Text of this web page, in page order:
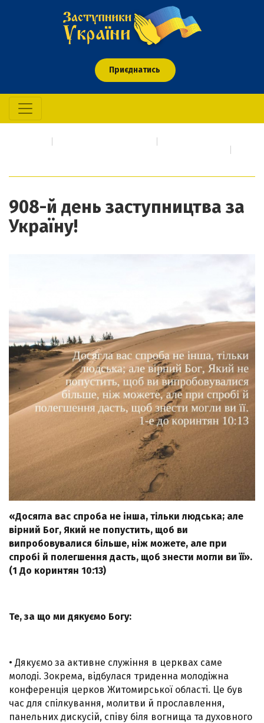
Приєднатись
908-й день заступництва за
Україну!
«Досягла вас спроба не інша, тільки людська; але
вірний Бог, Який не попустить, щоб ви
випробовувалися більше, ніж можете, але при
спробі й полегшення дасть, щоб знести могли ви її».
(1 До коринтян 10:13)
Те, за що ми дякуємо Богу:
• Дякуємо за активне служіння в церквах саме
молоді. Зокрема, відбулася триденна молодіжна
конференція церков Житомирської області. Це був
час для спілкування, молитви й прославлення,
панельних дискусій, співу біля вогнища та духовного